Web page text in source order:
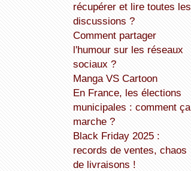
récupérer et lire toutes les
discussions ?
Comment partager
l'humour sur les réseaux
sociaux ?
Manga VS Cartoon
En France, les élections
municipales : comment ça
marche ?
Black Friday 2025 :
records de ventes, chaos
de livraisons !